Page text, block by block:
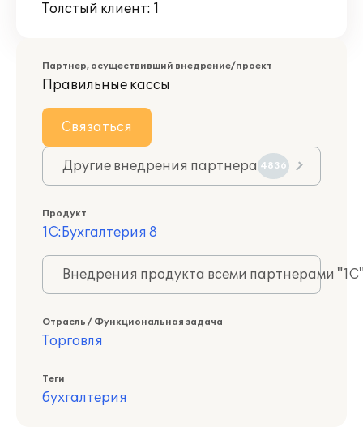
Толстый клиент: 1
Партнер, осуществивший внедрение/проект
Правильные кассы
Связаться
Другие внедрения партнера 4836
Продукт
1С:Бухгалтерия 8
Внедрения продукта всеми партнерами
Отрасль / Функциональная задача
Торговля
Теги
бухгалтерия